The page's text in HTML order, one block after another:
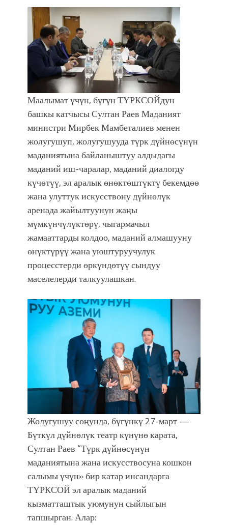
болмок”
Маалымат үчүн, бүгүн ТҮРКСОЙдун
башкы катчысы Султан Раев Маданият
министри Мирбек Мамбеталиев менен
жолугушуп, жолугушууда түрк дүйнөсүнүн
маданиятына байланыштуу алдыдагы
маданий иш-чаралар, маданий диалогду
күчөтүү, эл аралык өнөктөштүктү бекемдөө
жана улуттук искусствону дүйнөлүк
аренада жайылтуунун жаңы
мүмкүнчүлүктөрү, чыгармачыл
жамааттарды колдоо, маданий алмашууну
өнүктүрүү жана уюштуруучулук
процесстерди өркүндөтүү сындуу
маселелерди талкуулашкан.
Жолугушуу соңунда, бүгүнкү 27-март —
Бүткүл дүйнөлүк театр күнүнө карата,
Султан Раев “Түрк дүйнөсүнүн
маданиятына жана искусствосуна кошкон
салымы үчүн» бир катар инсандарга
ТҮРКСОЙ эл аралык маданий
кызматташтык уюмунун сыйлыгын
тапшырган. Алар: